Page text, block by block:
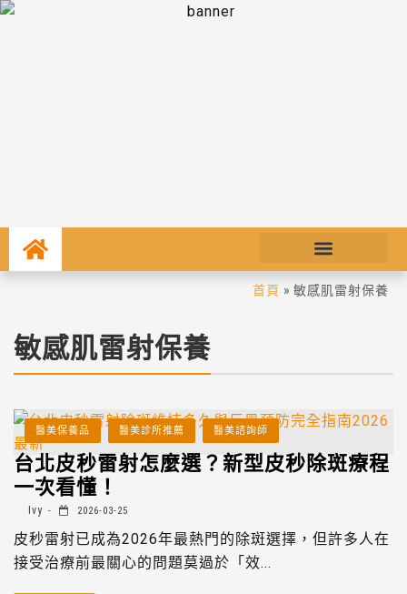
首頁 » 敏感肌雷射保養
敏感肌雷射保養
醫美保養品 醫美診所推薦 醫美諮詢師
台北皮秒雷射怎麼選？新型皮秒除斑療程
一次看懂！
Ivy 2026-03-25
皮秒雷射已成為2026年最熱門的除斑選擇，但許多人在
接受治療前最關心的問題莫過於「效...